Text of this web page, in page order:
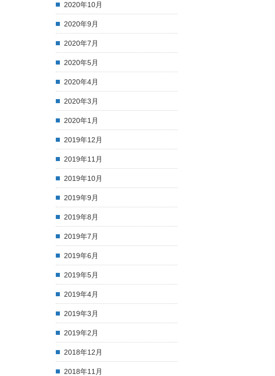
2020年10月
2020年9月
2020年7月
2020年5月
2020年4月
2020年3月
2020年1月
2019年12月
2019年11月
2019年10月
2019年9月
2019年8月
2019年7月
2019年6月
2019年5月
2019年4月
2019年3月
2019年2月
2018年12月
2018年11月